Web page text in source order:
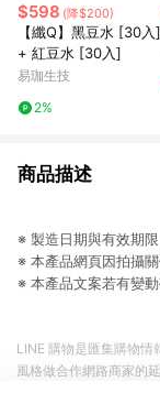
$598 (降$200)
【纖Q】黑豆水 [30入]
+ 紅豆水 [30入]
易珈生技
2%
商品描述
※ 製造日期與有效期
※ 本產品網頁因拍攝
※ 本產品文案若有變
LINE 購物是匯集購物
風格做合作網路商家的